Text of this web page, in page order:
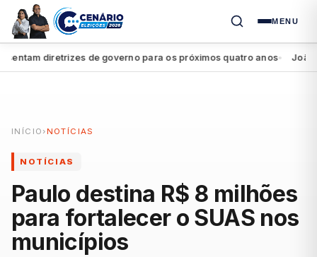
MENU
diretrizes de governo para os próximos quatro anos● João
INÍCIO › NOTÍCIAS
NOTÍCIAS
Paulo destina R$ 8 milhões
para fortalecer o SUAS nos
municípios